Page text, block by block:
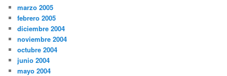
marzo 2005
febrero 2005
diciembre 2004
noviembre 2004
octubre 2004
junio 2004
mayo 2004